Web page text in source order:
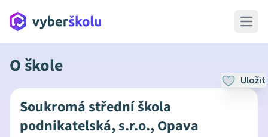
Open
O škole
Uložit
Soukromá střední škola
podnikatelská, s.r.o., Opava